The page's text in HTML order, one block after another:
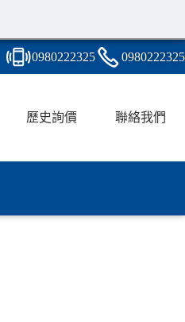
0980222325 0980222325
歷史詢價 聯絡我們